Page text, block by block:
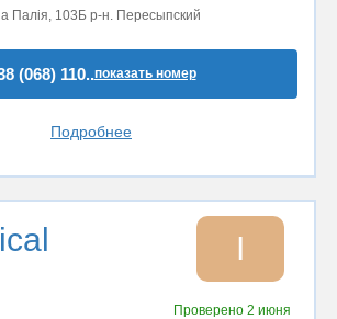
Палія, 103Б р-н. Пересыпский
(068) 110..показать номер
Подробнее
I
Проверено2 июня